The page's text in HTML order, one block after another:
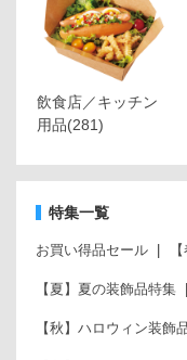
飲食店／キッチン
用品(281)
特集一覧
お買い得品セール
【夏】夏の装飾品特集
【秋】ハロウィン装飾